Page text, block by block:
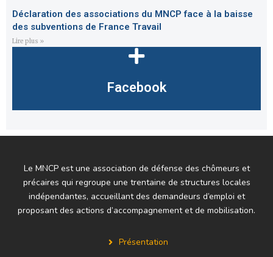
Déclaration des associations du MNCP face à la baisse
des subventions de France Travail
Lire plus »
Facebook
Le MNCP est une association de défense des chômeurs et
précaires qui regroupe une trentaine de structures locales
indépendantes, accueillant des demandeurs d’emploi et
proposant des actions d’accompagnement et de mobilisation.
Présentation